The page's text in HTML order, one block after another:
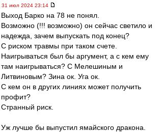
31 июл 2024 23:14
Выход Барко на 78 не понял.
Возможно (!!! возможно) он сейчас светило и
надежда, зачем выпускать под конец?
С риском травмы при таком счете.
Наигрываться был бы аргумент, а с кем ему
там наигрываться? С Мелешиным и
Литвиновым? Зина ок. Уга ок.
С кем он в других линиях может получить
профит?
Странный риск.
Уж лучше бы выпустил ямайского дракона.